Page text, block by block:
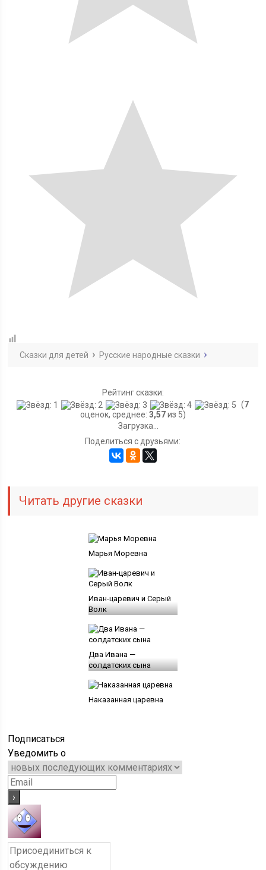
Сказки для детей Русские народные сказки
Рейтинг сказки:
(7
оценок, среднее: 3,57из 5)
Загрузка...
Поделиться с друзьями:
Читать другие сказки
Марья Моревна
Иван-царевич и Серый
Волк
Два Ивана —
солдатских сына
Наказанная царевна
Подписаться
Уведомить о